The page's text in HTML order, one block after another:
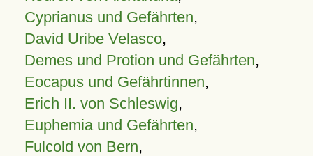
Cyprianus und Gefährten,
David Uribe Velasco,
Demes und Protion und Gefährten,
Eocapus und Gefährtinnen,
Erich II. von Schleswig,
Euphemia und Gefährten,
Fulcold von Bern,